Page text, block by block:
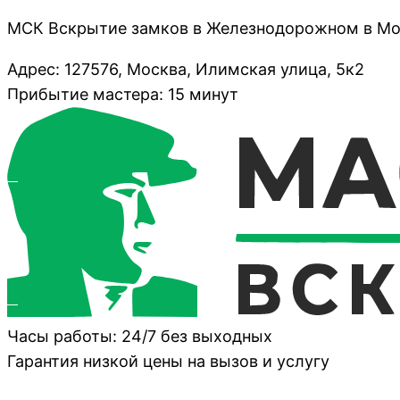
МСК Вскрытие замков в Железнодорожном в
Адрес: 127576, Москва, Илимская улица, 5к2
Прибытие мастера: 15 минут
Часы работы: 24/7 без выходных
Гарантия низкой цены на вызов и услугу